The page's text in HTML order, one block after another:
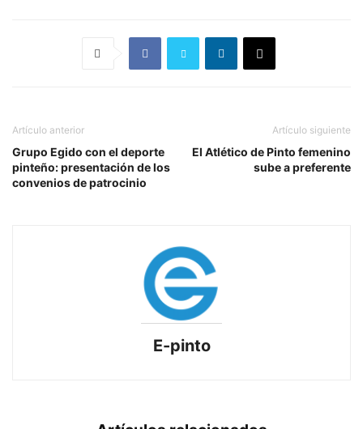
Artículo anterior
Grupo Egido con el deporte
pinteño: presentación de los
convenios de patrocinio
Artículo siguiente
El Atlético de Pinto femenino
sube a preferente
E-pinto